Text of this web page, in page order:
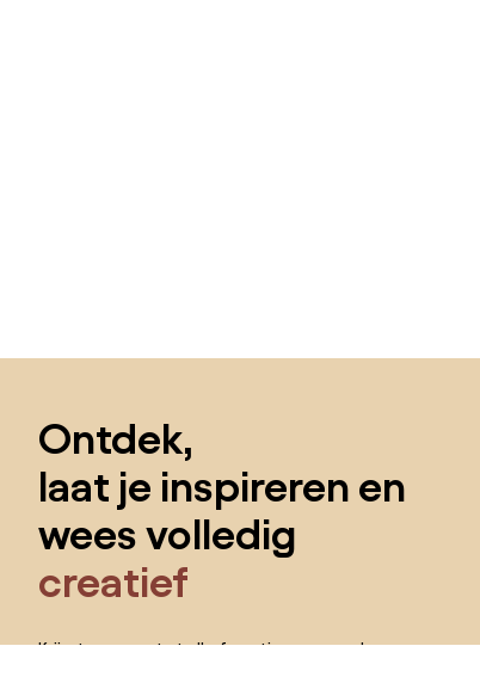
Ontdek,
laat je inspireren en
wees volledig
creatief
Krijg toegang tot alle functies en word